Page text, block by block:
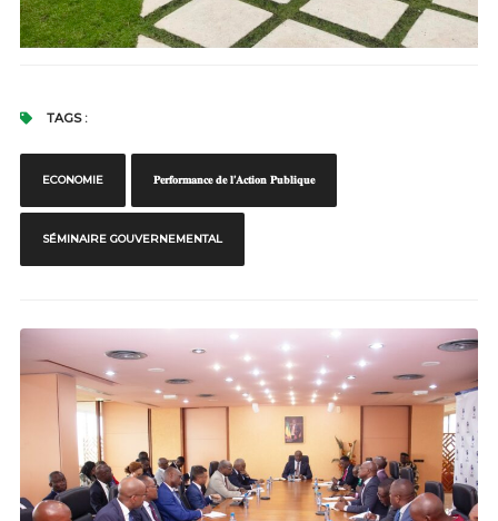
TAGS :
ECONOMIE 𝐏𝐞𝐫𝐟𝐨𝐫𝐦𝐚𝐧𝐜𝐞 𝐝𝐞 𝐥’𝐀𝐜𝐭𝐢𝐨𝐧 𝐏𝐮𝐛𝐥𝐢𝐪𝐮𝐞
SÉMINAIRE GOUVERNEMENTAL